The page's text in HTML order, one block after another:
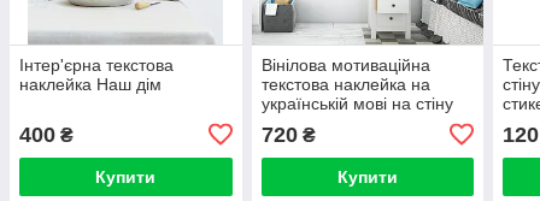
Інтер'єрна текстова
наклейка Наш дім
400 ₴
Купити
Вінілова мотиваційна
текстова наклейка на
українській мові на стіну
Можливо все (декор для
офісу, декор школи)
720₴
Купити
120